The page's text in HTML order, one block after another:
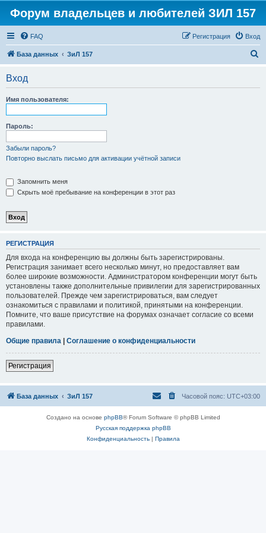
Форум владельцев и любителей ЗИЛ 157
FAQ Вход
Регистрация
База данных ЗиЛ 157
Вход
Имя пользователя:
Пароль:
Забыли пароль?
Повторно выслать письмо для активации учётной записи
Запомнить меня
Скрыть моё пребывание на конференции в этот раз
РЕГИСТРАЦИЯ
Для входа на конференцию вы должны быть зарегистрированы.
Регистрация занимает всего несколько минут, но предоставляет вам
более широкие возможности. Администратором конференции могут быть
установлены также дополнительные привилегии для зарегистрированных
пользователей. Прежде чем зарегистрироваться, вам следует
ознакомиться с правилами и политикой, принятыми на конференции.
Помните, что ваше присутствие на форумах означает согласие со всеми
правилами.
Общие правила | Соглашение о конфиденциальности
Регистрация
База данных ЗиЛ 157 Часовой пояс: UTC+03:00
Создано на основе phpBB® Forum Software © phpBB Limited
Русская поддержка phpBB
Конфиденциальность| Правила